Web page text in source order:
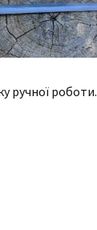
ручної роботи.